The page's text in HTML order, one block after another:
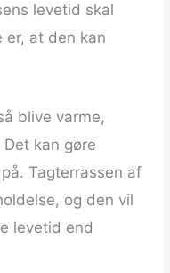
levetid skal
at den kan
blive varme,
kan gøre
Tagterrassen af
og den vil
levetid end